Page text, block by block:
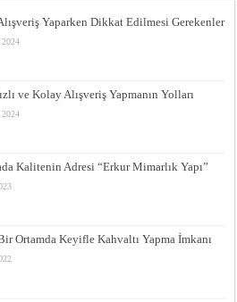
Yaparken Dikkat Edilmesi Gerekenler
2024
ve Kolay Alışveriş Yapmanın Yolları
2024
Kalitenin Adresi “Erkur Mimarlık Yapı”
Ortamda Keyifle Kahvaltı Yapma İmkanı